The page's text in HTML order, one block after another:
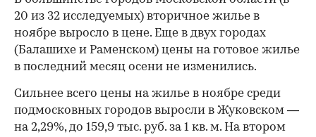
20 из 32 исследуемых) вторичное жилье в
ноябре выросло в цене. Еще в двух городах
(Балашихе и Раменском) цены на готовое жилье
в последний месяц осени не изменились.
Сильнее всего цены на жилье в ноябре среди
подмосковных городов выросли в Жуковском —
на 2,29%, до 159,9 тыс. руб. за 1 кв. м. На втором